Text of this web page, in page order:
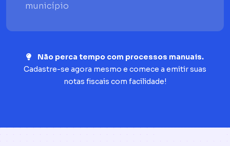
município
Não perca tempo com processos manuais.
Cadastre-se agora mesmo e comece a emitir suas
notas fiscais com facilidade!